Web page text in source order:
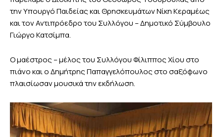
την Υπουργό Παιδείας και Θρησκευμάτων Νίκη Κεραμέως
και τον Αντιπρόεδρο του Συλλόγου – Δημοτικό Σύμβουλο
Γιώργο Κατσίμπα.
Ο μαέστρος – μέλος του Συλλόγου Φίλιππος Χίου στο
πιάνο και ο Δημήτρης Παπαγγελόπουλος στο σαξόφωνο
πλαισίωσαν μουσικά την εκδήλωση.